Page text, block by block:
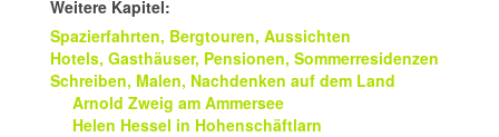
Weitere Kapitel:
Spazierfahrten, Bergtouren, Aussichten
Hotels, Gasthäuser, Pensionen, Sommerresidenzen
Schreiben, Malen, Nachdenken auf dem Land
Arnold Zweig am Ammersee
Helen Hessel in Hohenschäftlarn